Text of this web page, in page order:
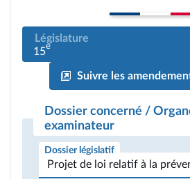
Législature
15e
Suivre les
Dossier concerné /
examinateur
Dossier législatif